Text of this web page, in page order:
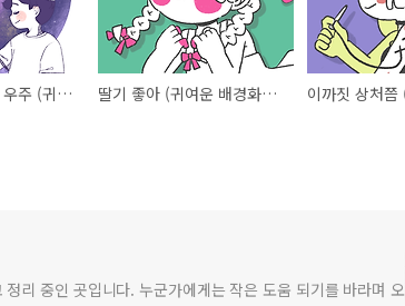
창문 너머 우리의 우주 (귀여운 배경화면 다운로드) 딸기 좋아 (귀여운 배경화면 다운로드)
리 중인 곳입니다. 누군가에게는 작은 도움 되기를 바라며 오